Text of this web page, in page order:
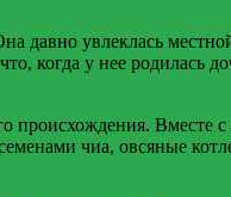
давно увлеклась
когда у нее родилась
происхождения.
чиа, овсяные